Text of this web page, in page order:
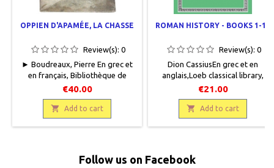
OPPIEN D'APAMÉE, LA CHASSE
Review(s): 0
► Boudreaux, Pierre En grec et
en français, Bibliothèque de
l'Ecole des hautes études -
Sciences historiques et
philologiques - 172e fascicule,
Honoré Champion, 1908, 16,5 x
25, 150 pages, broché, occasion.
plastique .
€40.00
 Add to cart
ROMAN HISTORY - BOOKS 1-11
Review(s): 0
Dion CassiusEn grec et en
anglais,Loeb classical library,
Harvard University Press, 2006,
11,5 x 17, XXX + 449 pages, relié.
Neuf, 9780674990364
€21.00
 Add to cart
Follow us on Facebook